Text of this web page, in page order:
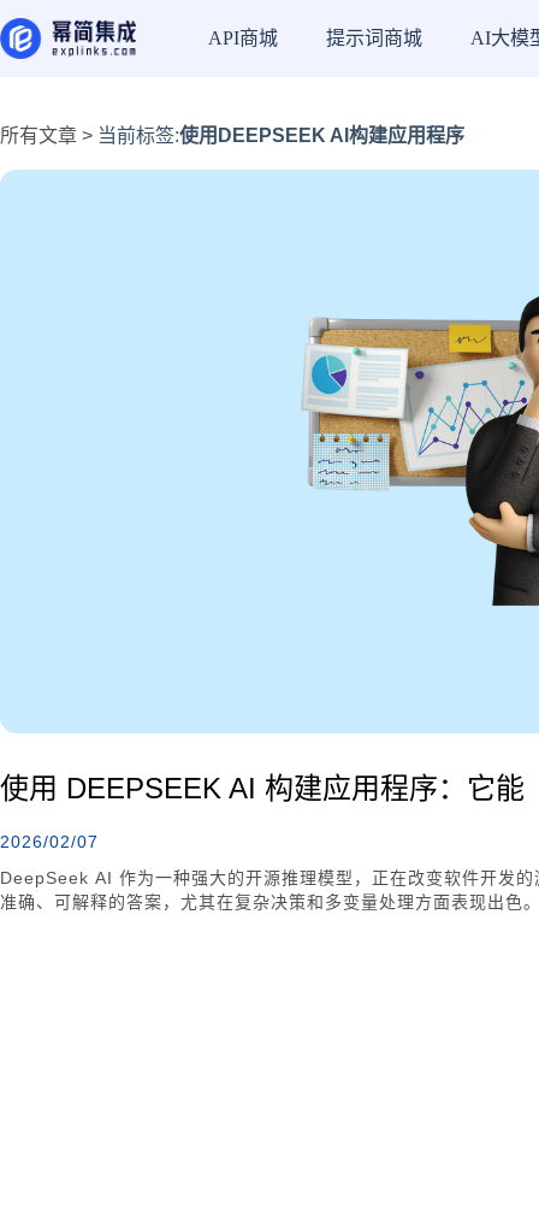
API商城 提示词商城 AI大模
所有文章 > 当前标签:使用DEEPSEEK AI构建应用程序
使用 DEEPSEEK AI 构建应用程序：它能
2026/02/07
DeepSeek AI 作为一种强大的开源推理模型，正在改变软件开发
准确、可解释的答案，尤其在复杂决策和多变量处理方面表现出